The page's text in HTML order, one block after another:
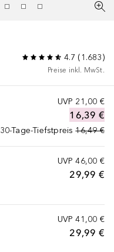
4.7 ( 1.683)
Preise inkl. MwSt.
UVP 21,00 €
16,39 €
30-Tage-Tiefstpreis 16,49 €
UVP 46,00 €
29,99 €
UVP 41,00 €
29,99 €